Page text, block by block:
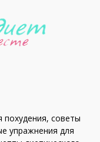
советы
упражнения для